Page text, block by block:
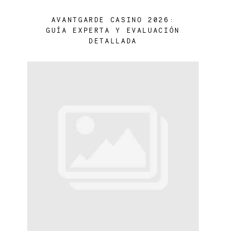
AVANTGARDE CASINO 2026:
GUÍA EXPERTA Y EVALUACIÓN
DETALLADA